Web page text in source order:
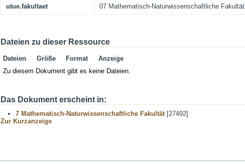
utue.fakultaet 07 Mathematisch-Naturwissenschaftliche Fakultät
Dateien zu dieser Ressource
Dateien Größe Format
Anzeige
Zu diesem Dokument gibt es keine Dateien.
Das Dokument erscheint in:
7 Mathematisch-Naturwissenschaftliche Fakultät[27492]
Zur Kurzanzeige